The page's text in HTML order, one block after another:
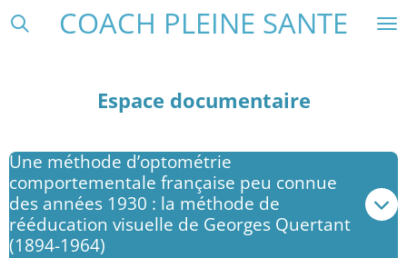
Passer
COACH PLEINE SANTE
Espace documentaire
Une méthode d’optométrie
comportementale française peu connue
des années 1930 : la méthode de
rééducation visuelle de Georges Quertant
(1894-1964)